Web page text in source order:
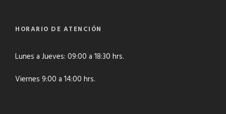
HORARIO DE ATENCIÓN
Lunes a Jueves: 09:00 a 18:30 hrs.
Viernes 9:00 a 14:00 hrs.